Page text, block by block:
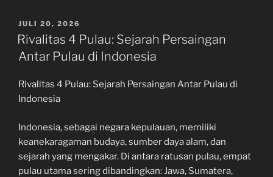
POSTED
ON
JULI 20, 2026
Rivalitas 4 Pulau: Sejarah Persaingan
Antar Pulau di Indonesia
Rivalitas 4 Pulau: Sejarah Persaingan Antar Pulau di
Indonesia
Indonesia, sebagai negara kepulauan, memiliki
keanekaragaman budaya, sumber daya alam, dan
sejarah yang mengakar. Di antara ratusan pulau, empat
pulau utama sering dibandingkan: Jawa, Sumatera,